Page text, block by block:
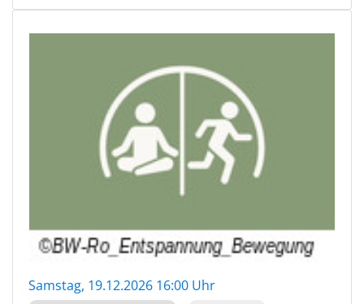
Samstag, 19.12.2026 16:00 Uhr